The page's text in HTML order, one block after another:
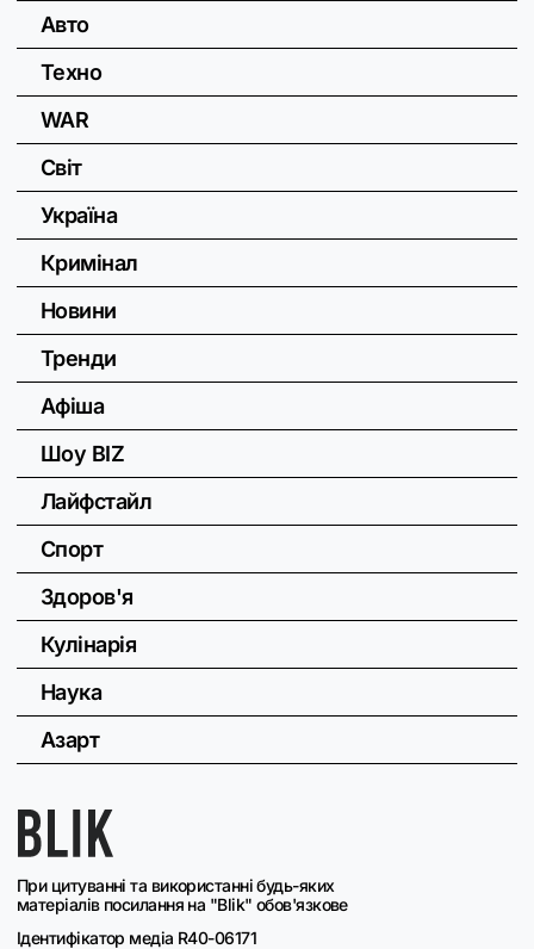
При цитуванні та використанні будь-яких
матеріалів посилання на "Blik" обов'язкове
Ідентифікатор медіа R40-06171
Авто
Техно
WAR
Світ
Україна
Кримінал
Новини
Тренди
Афіша
Шоу BIZ
Лайфстайл
Спорт
Здоров'я
Кулінарія
Наука
Азарт